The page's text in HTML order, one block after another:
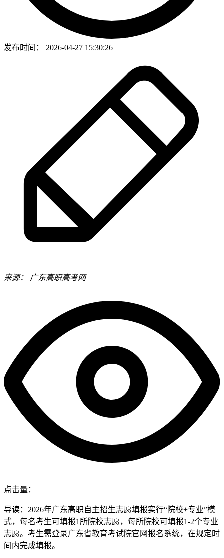
发布时间： 2026-04-27 15:30:26
来源： 广东高职高考网
点击量：
导读：2026年广东高职自主招生志愿填报实行“院校+专业”模
式，每名考生可填报1所院校志愿，每所院校可填报1-2个专业
志愿。考生需登录广东省教育考试院官网报名系统，在规定时
间内完成填报。